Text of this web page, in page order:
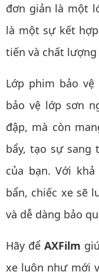
đơn giản là một
là một sự kết
tiến và chất
Lớp phim bảo vệ
bảo vệ lớp sơn
đập, mà còn
bẩy, tạo sự sang
của bạn. Với
bẩn, chiếc xe sẽ
và dễ dàng bảo
Hãy để AXFilm
xe luôn như mới